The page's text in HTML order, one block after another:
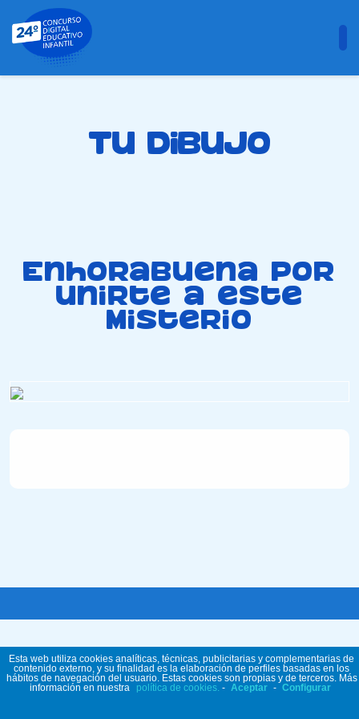
Tu dibujo
Enhorabuena por
unirte a este
misterio
Esta web utiliza cookies analíticas, técnicas, publicitarias y complementarias de
contenido externo, y su finalidad es la elaboración de perfiles basadas en los
hábitos de navegación del usuario. Estas cookies son propias y de terceros. Más
información en nuestra
política de cookies. - Aceptar - Configurar